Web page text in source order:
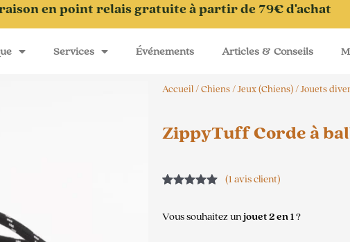
en point relais gratuite à partir de 79€ d'achat
Services Événements Articles & Conseils
Accueil/Chiens/Jeux (Chiens)/Jouets
ZippyTuff Corde à
basé sur
(1 avis client)
Vous souhaitez unjouet 2 en 1?